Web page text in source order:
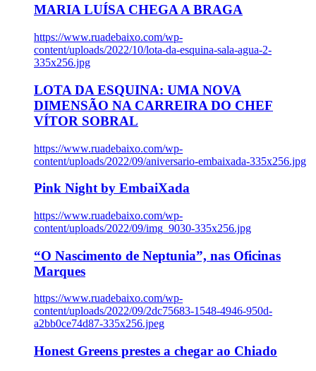
MARIA LUÍSA CHEGA A BRAGA
https://www.ruadebaixo.com/wp-
content/uploads/2022/10/lota-da-esquina-sala-agua-2-
335x256.jpg
LOTA DA ESQUINA: UMA NOVA
DIMENSÃO NA CARREIRA DO CHEF
VÍTOR SOBRAL
https://www.ruadebaixo.com/wp-
content/uploads/2022/09/aniversario-embaixada-335x256.jpg
Pink Night by EmbaiXada
https://www.ruadebaixo.com/wp-
content/uploads/2022/09/img_9030-335x256.jpg
“O Nascimento de Neptunia”, nas Oficinas
Marques
https://www.ruadebaixo.com/wp-
content/uploads/2022/09/2dc75683-1548-4946-950d-
a2bb0ce74d87-335x256.jpeg
Honest Greens prestes a chegar ao Chiado